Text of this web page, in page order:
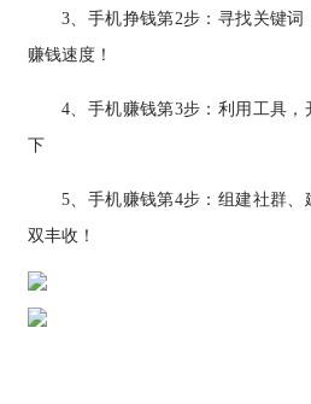
3、手机挣钱第2步：寻找关键
赚钱速度！
4、手机赚钱第3步：利用工具
下
5、手机赚钱第4步：组建社群
双丰收！